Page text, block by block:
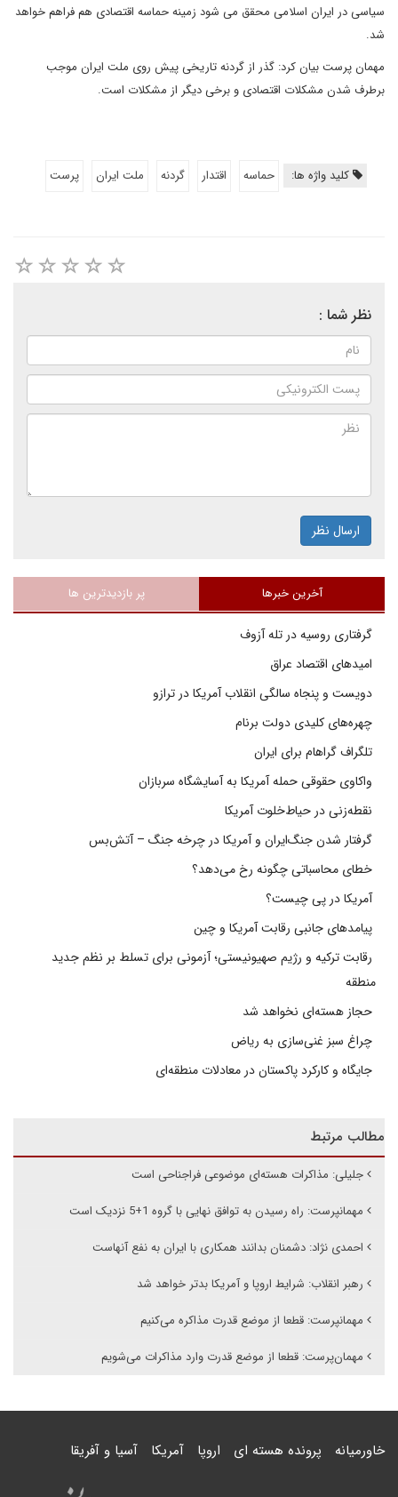
سیاسی در ایران اسلامی محقق می شود زمینه حماسه اقتصادی هم فراهم خواهد
شد.
مهمان پرست بیان کرد: گذر از گردنه تاریخی پیش روی ملت ایران موجب
برطرف شدن مشکلات اقتصادی و برخی دیگر از مشکلات است.
کلید واژه ها: حماسه اقتدار گردنه ملت ایران پرست
نظر شما :
ارسال نظر
آخرین خبرها پر بازدیدترین ها
گرفتاری روسیه در تله آزوف
امیدهای اقتصاد عراق
دویست و پنجاه سالگی انقلاب آمریکا در ترازو
چهره‌های کلیدی دولت برنام
تلگراف گراهام برای ایران
واکاوی حقوقی حمله آمریکا به آسایشگاه سربازان
نقطه‌زنی در حیاط‌خلوت آمریکا
گرفتار شدن جنگ‌ایران و آمریکا در چرخه جنگ – آتش‌بس
خطای محاسباتی چگونه رخ می‌دهد؟
آمریکا در پی چیست؟
پیامدهای جانبی رقابت آمریکا و چین
رقابت ترکیه و رژیم صهیونیستی؛ آزمونی برای تسلط بر نظم جدید
منطقه
حجاز هسته‌ای نخواهد شد
چراغ سبز غنی‌سازی به ریاض
جایگاه و کارکرد پاکستان در معادلات منطقه‌ای
مطالب مرتبط
جلیلی:‌ مذاکرات هسته‌ای موضوعی فراجناحی است
مهمانپرست: راه رسیدن به توافق نهایی با گروه 1+5 نزدیک است
احمدی نژاد: دشمنان بدانند همکاری با ایران به نفع آنهاست
رهبر انقلاب: شرایط اروپا و آمریکا بدتر خواهد شد
مهمانپرست: قطعا از موضع قدرت مذاکره می‌کنیم
مهمان‌پرست: قطعا از موضع قدرت وارد مذاکرات می‌شویم
خاورمیانه پرونده هسته ای اروپا آمریکا آسیا و آفریقا